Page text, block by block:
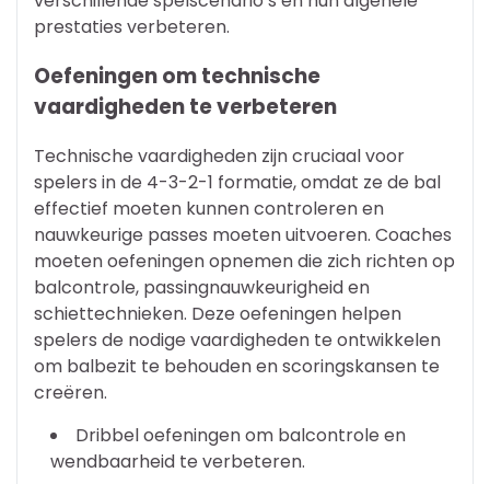
prestaties verbeteren.
Oefeningen om technische
vaardigheden te verbeteren
Technische vaardigheden zijn cruciaal voor
spelers in de 4-3-2-1 formatie, omdat ze de bal
effectief moeten kunnen controleren en
nauwkeurige passes moeten uitvoeren. Coaches
moeten oefeningen opnemen die zich richten op
balcontrole, passingnauwkeurigheid en
schiettechnieken. Deze oefeningen helpen
spelers de nodige vaardigheden te ontwikkelen
om balbezit te behouden en scoringskansen te
creëren.
Dribbel oefeningen om balcontrole en
wendbaarheid te verbeteren.